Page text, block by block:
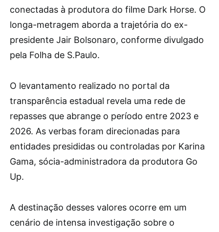
conectadas à produtora do filme Dark Horse. O
longa-metragem aborda a trajetória do ex-
presidente Jair Bolsonaro, conforme divulgado
pela Folha de S.Paulo.
O levantamento realizado no portal da
transparência estadual revela uma rede de
repasses que abrange o período entre 2023 e
2026. As verbas foram direcionadas para
entidades presididas ou controladas por Karina
Gama, sócia-administradora da produtora Go
Up.
A destinação desses valores ocorre em um
cenário de intensa investigação sobre o